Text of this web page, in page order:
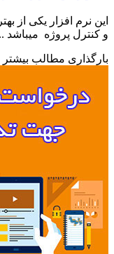
افزار یکی از
پروژه میباشد
مطالب بیشتر